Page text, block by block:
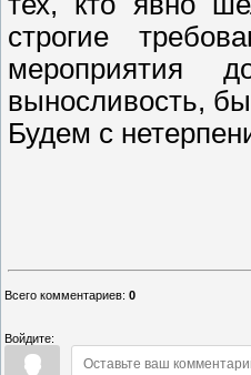
строгие
мероприятия
выносливость,
Будем с
Всего комментариев: 0
Войдите: